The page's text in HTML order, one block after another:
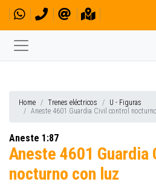
Home Trenes eléctricos
U - Figuras
Aneste 4601 Guardia Civil control
Aneste 1:87
Aneste 4601
nocturno con luz